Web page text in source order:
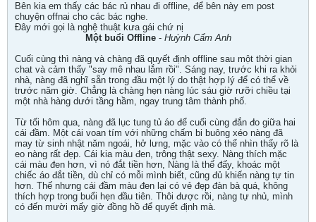
Bên kia em thấy các bác rủ nhau đi offline, để bên này em post
chuyện offnai cho các bác nghe.
Đây mới gọi là nghệ thuật kưa gái chứ nị
Một buổi Offline - Huỳnh Cẩm Anh
Cuối cùng thì nàng và chàng đã quyết định offline sau một thời gian
chat và cảm thấy "say mê nhau lắm rồi". Sáng nay, trước khi ra khỏi
nhà, nàng đã nghĩ sẵn trong đầu một lý do thật hợp lý để có thể về
trước năm giờ. Chẳng là chàng hẹn nàng lúc sáu giờ rưỡi chiều tại
một nhà hàng dưới tầng hầm, ngay trung tâm thành phố.
Từ tối hôm qua, nàng đã lục tung tủ áo để cuối cùng đắn đo giữa hai
cái đầm. Một cái voan tím với những chấm bi buông xéo nàng đã
may từ sinh nhật năm ngoái, hở lưng, mặc vào có thể nhìn thấy rõ là
eo nàng rất đẹp. Cái kia màu đen, trông thật sexy. Nàng thích mặc
cái màu đen hơn, vì nó đắt tiền hơn, Nàng là thế đấy, khoác một
chiếc áo đắt tiền, dù chỉ có mỗi mình biết, cũng đủ khiến nàng tự tin
hơn. Thế nhưng cái đầm màu đen lại có vẻ đẹp đàn bà quá, không
thích hợp trong buổi hẹn đầu tiên. Thôi được rồi, nàng tự nhủ, mình
có đến mười mấy giờ đồng hồ để quyết định mà.